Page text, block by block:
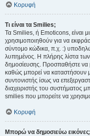
Κορυφή
Τι είναι τα Smilies;
Τα Smilies, ή Emoticons, είναι
χρησιμοποιηθούν για να
σύντομο κώδικα, π.χ. :)
λυπημένος. Η πλήρης λίστα των
δημοσίευσης. Προσπαθήστε να
καθώς μπορεί να καταστήσουν
συντονιστής ίσως να
διαχειριστής του συστήματος
smilies που μπορείτε να
Κορυφή
Μπορώ να δημοσιεύω εικόνες;